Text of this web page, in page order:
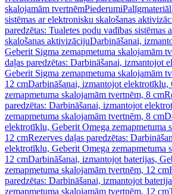
skalojamām tvertnēmPiederumi
sistēmas ar elektronisku skalošanas
paredzētas: Tualetes podu vadības sistēmas
skalošanas aktivizācijuDarbināšanai,
Geberit Sigma zemapmetuma skalojamām
daļas paredzētas: Darbināšanai, izmantojot
Geberit Sigma zemapmetuma skalojamām
12 cmDarbināšanai, izmantojot elektrotīklu,
zemapmetuma skalojamām tvertnēm, 8 cm
paredzētas: Darbināšanai, izmantojot
zemapmetuma skalojamām tvertnēm, 8 cm
elektrotīklu, Geberit Omega zemapmetuma
12 cmRezerves daļas paredzētas:
elektrotīklu, Geberit Omega zemapmetuma
12 cmDarbināšanai, izmantojot baterijas,
zemapmetuma skalojamām tvertnēm, 12 cm
paredzētas: Darbināšanai, izmantojot
zemapmetuma skalojamām tvertnēm, 12 cm